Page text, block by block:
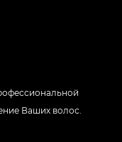
Ваших волос.